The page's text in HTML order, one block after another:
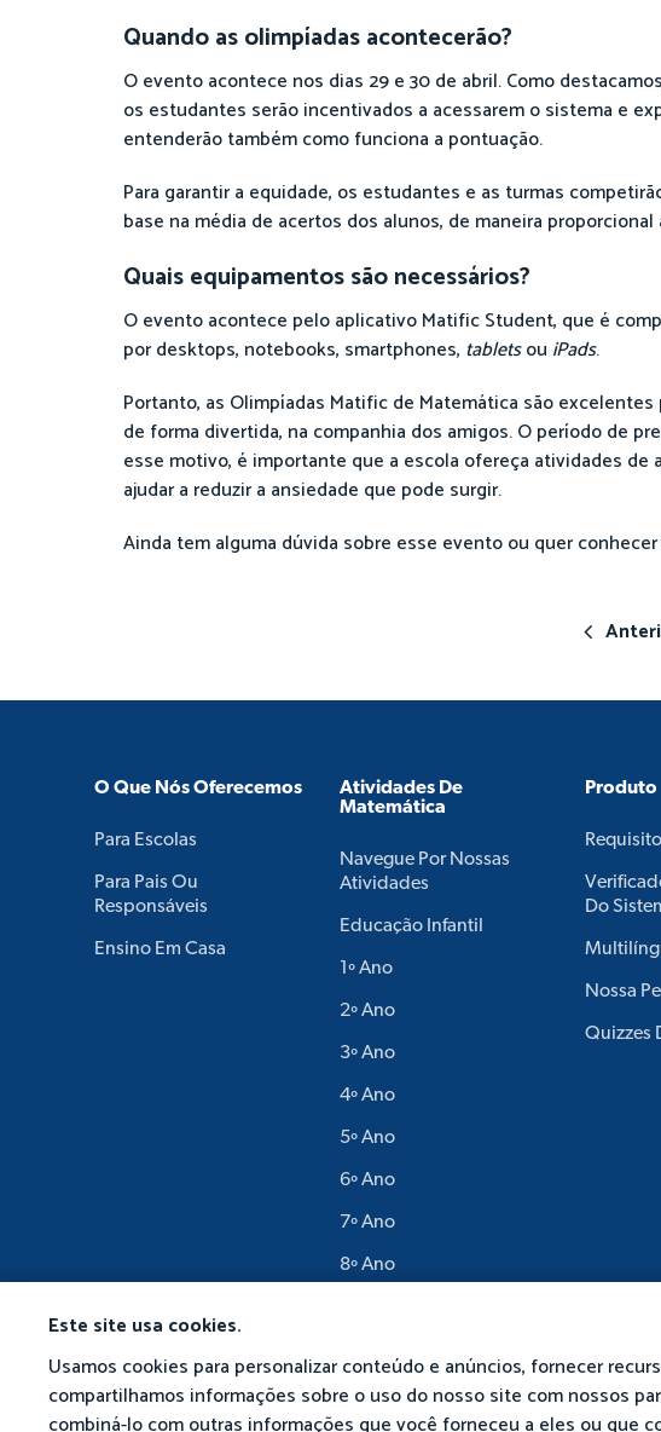
Este site usa cookies.
Usamos cookies para personalizar conteúdo e anúncios, fornecer
compartilhamos informações sobre o uso do nosso site com nossos
combiná-lo com outras informações que você forneceu a eles ou que
Quando as olimpíadas acontecerão?
O evento acontece nos dias 29 e 30 de abril. Como
os estudantes serão incentivados a acessarem o sistema e
entenderão também como funciona a pontuação.
Para garantir a equidade, os estudantes e as turmas
base na média de acertos dos alunos, de maneira
Quais equipamentos são necessários?
O evento acontece pelo aplicativo Matific Student, que é
por desktops, notebooks, smartphones, tabletsou iPads.
Portanto, as Olimpíadas Matific de Matemática são
de forma divertida, na companhia dos amigos. O período de
esse motivo, é importante que a escola ofereça atividades
ajudar a reduzir a ansiedade que pode surgir.
Ainda tem alguma dúvida sobre esse evento ou quer
O Que Nós Oferecemos
Para Escolas
Para Pais Ou
Responsáveis
Ensino Em Casa
Atividades De
Matemática
Navegue Por Nossas
Atividades
Educação Infantil
1º Ano
2º Ano
3º Ano
4º Ano
5º Ano
6º Ano
7º Ano
8º Ano
Produto
Do
Nossa
Quizzes